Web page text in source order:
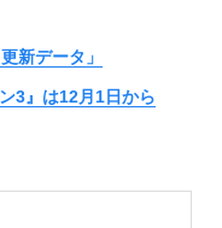
新データ」
3』は12月1日から